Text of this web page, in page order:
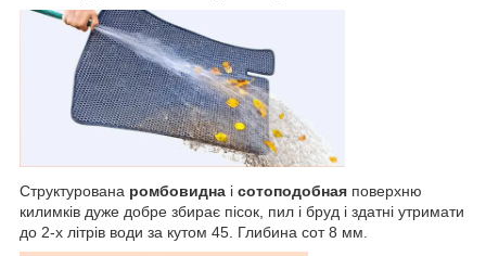
Структурована ромбовидна і сотоподобная поверхню
килимків дуже добре збирає пісок, пил і бруд і здатні утримати
до 2-х літрів води за кутом 45. Глибина сот 8 мм.